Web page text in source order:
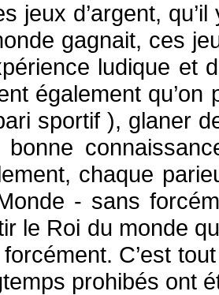
jeux d’argent,
gagnait, ces
ludique et
également
sportif ), glaner
bonne
chaque
- sans
le Roi du monde
C’est
prohibés ont